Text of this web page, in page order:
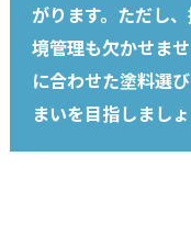
がります。ただし
境管理も欠かせま
に合わせた塗料選
まいを目指しましょ